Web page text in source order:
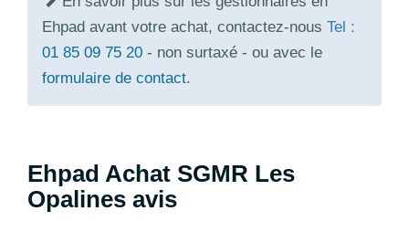
Ehpad avant votre achat, contactez-nous Tel :
01 85 09 75 20 - non surtaxé - ou avec le
formulaire de contact.
Ehpad Achat SGMR Les
Opalines avis